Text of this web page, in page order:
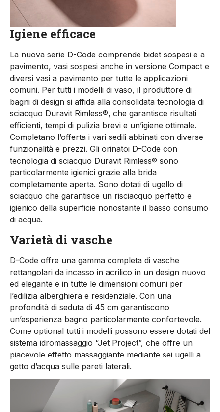
Igiene efficace
La nuova serie D-Code comprende bidet sospesi e a
pavimento, vasi sospesi anche in versione Compact e
diversi vasi a pavimento per tutte le applicazioni
comuni. Per tutti i modelli di vaso, il produttore di
bagni di design si affida alla consolidata tecnologia di
sciacquo Duravit Rimless®, che garantisce risultati
efficienti, tempi di pulizia brevi e un’igiene ottimale.
Completano l’offerta i vari sedili abbinati con diverse
funzionalità e prezzi. Gli orinatoi D-Code con
tecnologia di sciacquo Duravit Rimless® sono
particolarmente igienici grazie alla brida
completamente aperta. Sono dotati di ugello di
sciacquo che garantisce un risciacquo perfetto e
igienico della superficie nonostante il basso consumo
di acqua.
Varietà di vasche
D-Code offre una gamma completa di vasche
rettangolari da incasso in acrilico in un design nuovo
ed elegante e in tutte le dimensioni comuni per
l’edilizia alberghiera e residenziale. Con una
profondità di seduta di 45 cm garantiscono
un’esperienza bagno particolarmente confortevole.
Come optional tutti i modelli possono essere dotati del
sistema idromassaggio “Jet Project”, che offre un
piacevole effetto massaggiante mediante sei ugelli a
getto d’acqua sulle pareti laterali.